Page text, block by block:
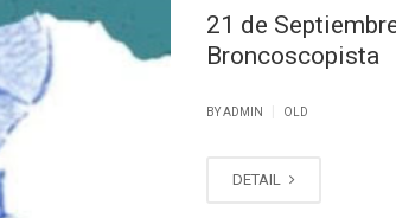
21 de
Broncoscopista
BY ADMIN OLD
DETAIL